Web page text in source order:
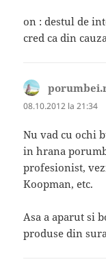
on : destul de
cred ca din
08.10.2012 la 21:34
Nu vad cu ochi
in hrana
profesionist,
Koopman, etc.
Asa a aparut si
produse din